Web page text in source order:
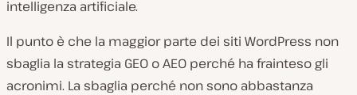
intelligenza artificiale.
Il punto è che la maggior parte dei siti WordPress non
sbaglia la strategia GEO o AEO perché ha frainteso gli
acronimi. La sbaglia perché non sono abbastanza